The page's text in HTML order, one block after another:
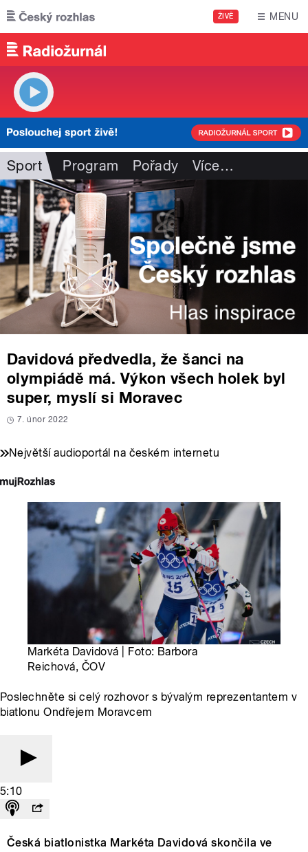
Přejít k hlavnímu obsahu
ŽIVĚ MENU
Sport Program Pořady Více…
Davidová předvedla, že šanci na
olympiádě má. Výkon všech holek byl
super, myslí si Moravec
7. únor 2022
Největší audioportál na českém internetu
Markéta Davidová | Foto: Barbora
Reichová, ČOV
Poslechněte si celý rozhovor s bývalým reprezentantem v
biatlonu Ondřejem Moravcem
5:10
Česká biatlonistka Markéta Davidová skončila ve